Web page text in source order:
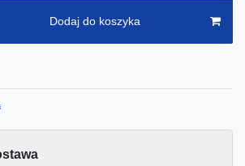
Dodaj do koszyka